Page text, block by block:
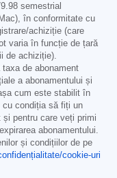
semestrial
în conformitate cu
achiziție (care
varia în funcție de țară
de achiziție).
taxa de abonament
a abonamentului și
cum este stabilit în
cu condiția să fiți un
pentru care veți primi
abonamentului.
și condițiilor de pe
cookie-uri